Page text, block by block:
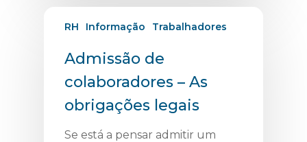
RH Informação Trabalhadores
Admissão de
colaboradores – As
obrigações legais
Se está a pensar admitir um